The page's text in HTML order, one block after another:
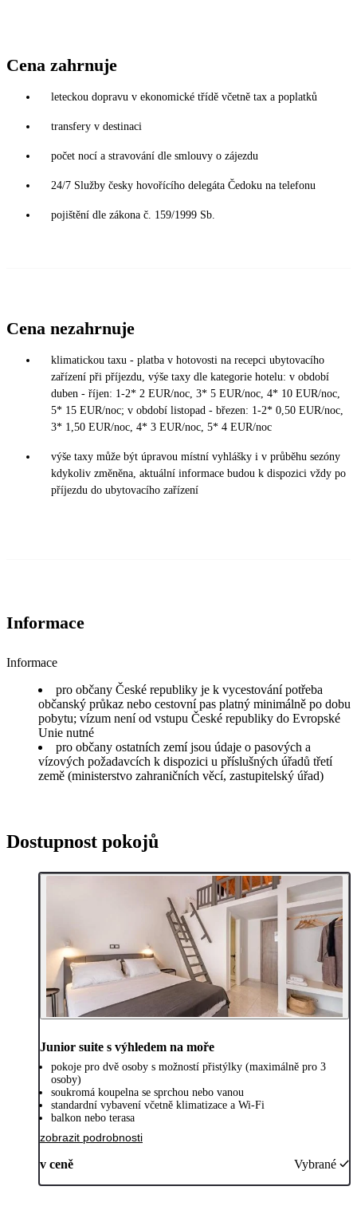
Cena zahrnuje
leteckou dopravu v ekonomické třídě včetně tax a poplatků
transfery v destinaci
počet nocí a stravování dle smlouvy o zájezdu
24/7 Služby česky hovořícího delegáta Čedoku na telefonu
pojištění dle zákona č. 159/1999 Sb.
Cena nezahrnuje
klimatickou taxu - platba v hotovosti na recepci ubytovacího
zařízení při příjezdu, výše taxy dle kategorie hotelu: v období
duben - říjen: 1-2* 2 EUR/noc, 3* 5 EUR/noc, 4* 10 EUR/noc,
5* 15 EUR/noc; v období listopad - březen: 1-2* 0,50 EUR/noc,
3* 1,50 EUR/noc, 4* 3 EUR/noc, 5* 4 EUR/noc
výše taxy může být úpravou místní vyhlášky i v průběhu sezóny
kdykoliv změněna, aktuální informace budou k dispozici vždy po
příjezdu do ubytovacího zařízení
Informace
Informace
pro občany České republiky je k vycestování potřeba
občanský průkaz nebo cestovní pas platný minimálně po dobu
pobytu; vízum není od vstupu České republiky do Evropské
Unie nutné
pro občany ostatních zemí jsou údaje o pasových a
vízových požadavcích k dispozici u příslušných úřadů třetí
země (ministerstvo zahraničních věcí, zastupitelský úřad)
Dostupnost pokojů
Junior suite s výhledem na moře
pokoje pro dvě osoby s možností přistýlky (maximálně pro 3
osoby)
soukromá koupelna se sprchou nebo vanou
standardní vybavení včetně klimatizace a Wi-Fi
balkon nebo terasa
zobrazit podrobnosti
v ceně Vybrané